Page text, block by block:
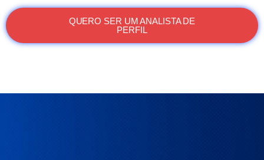
QUERO SER UM ANALISTA DE
PERFIL